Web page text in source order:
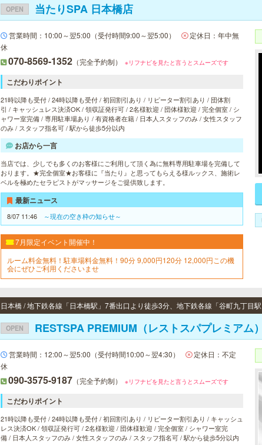
OPEN 当たりSPA 日本橋店
営業時間：10:00～翌5:00（受付時間9:00～翌5:00）
定休日：年中無
休
070-8569-1352 （完全予約制） ※リフナビを見たと言うとスムーズです
こだわりポイント
21時以降も受付 / 24時以降も受付 / 初回割引あり / リピーター割引あり / 団体割
引 / キャッシュレス決済OK / 領収証発行可 / 2名様歓迎 / 団体様歓迎 / 完全個室 / シ
ャワー室完備 / 専用駐車場あり / 有資格者在籍 / 日本人スタッフのみ / 女性スタッフ
のみ / スタッフ指名可 / 駅から徒歩5分以内
お店から一言
当店では、少しでも多くのお客様にご利用して頂く為に無料専用駐車場を完備して
おります。★完全個室★お客様に『当たり』と思ってもらえる様ルックス、施術レ
ベルを極めたセラピストがマッサージをご提供致します。
最新ニュース
8/07 11:46 ～現在の空き枠の知らせ～
7月限定イベント開催中！
ルーム料金無料！駐車場料金無料！90分 9,000円120分 12,000円この機
会にぜひご利用くださいませ
OPEN RESTSPA PREMIUM（レストスパプレミアム）
営業時間：12:00～翌5:00（受付時間10:00～翌4:30）
定休日：不定
休
090-3575-9187 （完全予約制） ※リフナビを見たと言うとスムーズです
こだわりポイント
21時以降も受付 / 24時以降も受付 / 初回割引あり / リピーター割引あり / キャッシュ
レス決済OK / 領収証発行可 / 2名様歓迎 / 団体様歓迎 / 完全個室 / シャワー室完
備 / 日本人スタッフのみ / 女性スタッフのみ / スタッフ指名可 / 駅から徒歩5分以内